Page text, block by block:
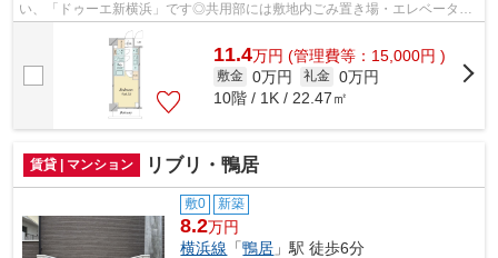
い、「ドゥーエ新横浜」です◎共用部には敷地内ごみ置き場・エレベータな
どが揃っております◎地上11階建てでニー...
11.4万円 (管理費等：15,000円 )
敷金 0万円 礼金 0万円
10階 / 1K / 22.47㎡
賃貸 | マンション リブリ・鴨居
敷0 新築
8.2万円
横浜線 「鴨居 」駅 徒歩6分